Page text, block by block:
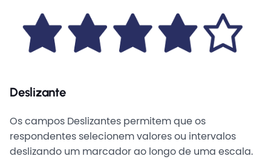
Deslizante
Os campos Deslizantes permitem que os
respondentes selecionem valores ou intervalos
deslizando um marcador ao longo de uma escala.